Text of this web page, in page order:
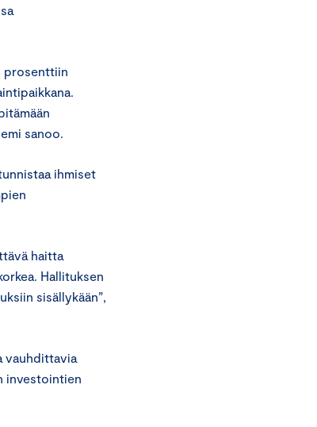
prosenttiin
sanoo.
ihmiset
haitta
Hallituksen
sisällykään”,
vauhdittavia
investointien